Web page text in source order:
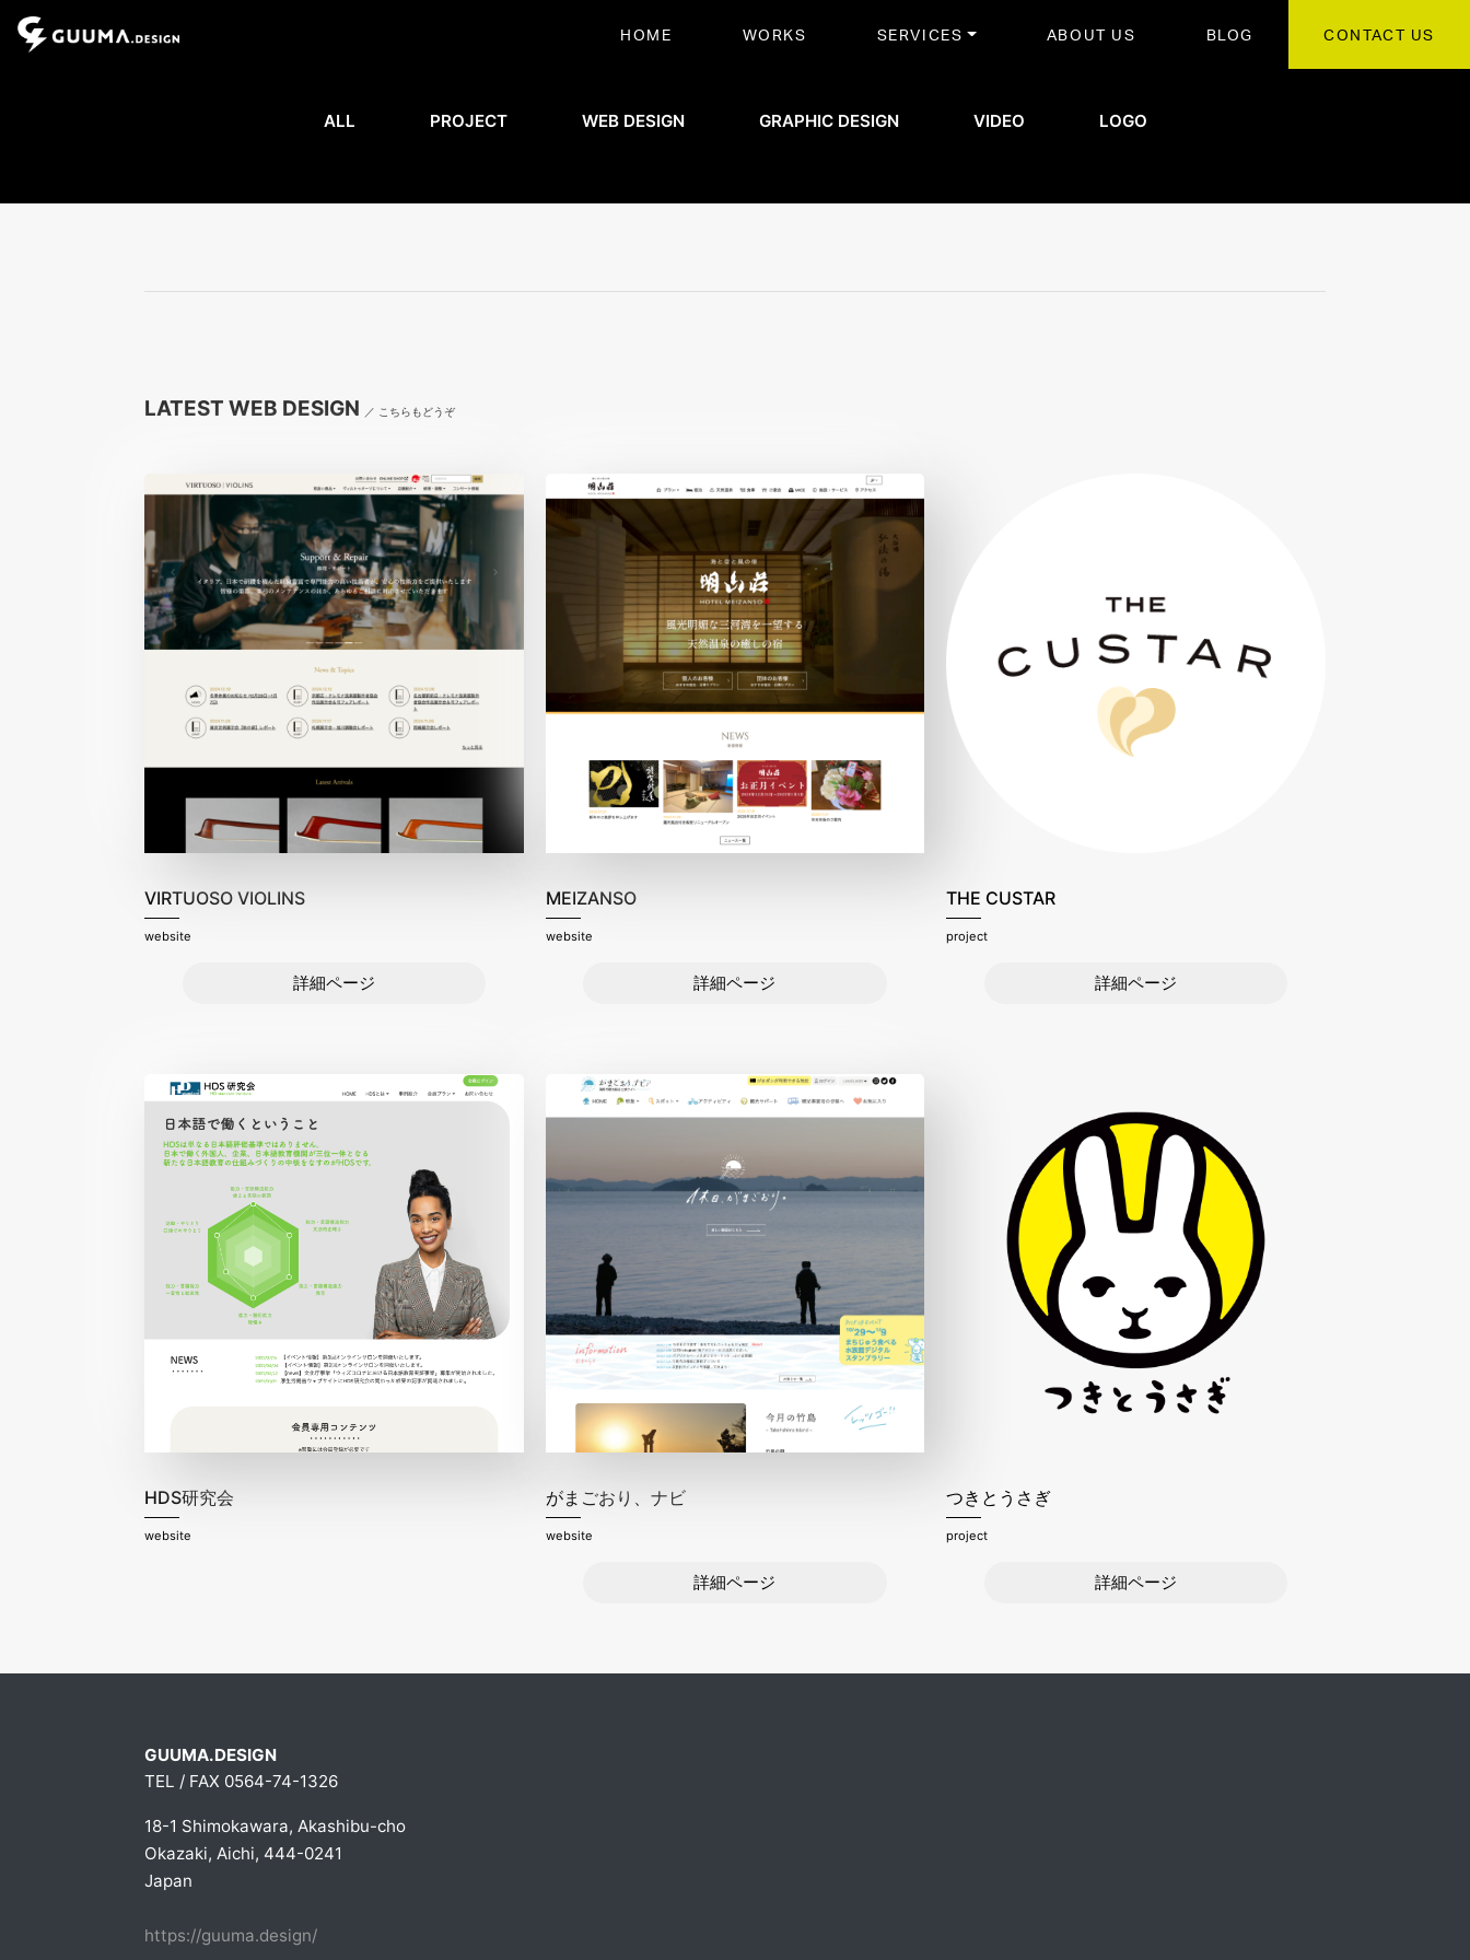
HOME WORKS SERVICES ABOUT US BLOG CONTACT US
ALL PROJECT WEB DESIGN GRAPHIC DESIGN VIDEO LOGO
LATEST WEB DESIGN ／ こちらもどうぞ
VIRTUOSO VIOLINS
website
詳細ページ
MEIZANSO
website
詳細ページ
THE CUSTAR
project
詳細ページ
HDS研究会
website
がまごおり、ナビ
website
詳細ページ
つきとうさぎ
project
詳細ページ
GUUMA.DESIGN
TEL / FAX 0564-74-1326
18-1 Shimokawara, Akashibu-cho
Okazaki, Aichi, 444-0241
Japan
https://guuma.design/